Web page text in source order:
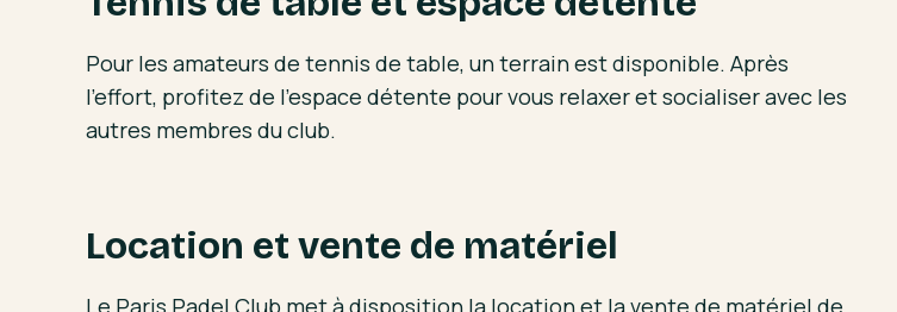
Pour les amateurs de tennis de table, un terrain est disponible. Après
l'effort, profitez de l'espace détente pour vous relaxer et socialiser avec les
autres membres du club.
Location et vente de matériel
Le Paris Padel Club met à disposition la location et la vente de matériel de